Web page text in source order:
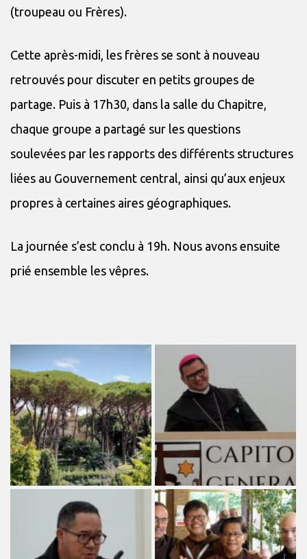
(troupeau ou Frères).
Cette après-midi, les frères se sont à nouveau
retrouvés pour discuter en petits groupes de
partage. Puis à 17h30, dans la salle du Chapitre,
chaque groupe a partagé sur les questions
soulevées par les rapports des différents structures
liées au Gouvernement central, ainsi qu’aux enjeux
propres à certaines aires géographiques.
La journée s’est conclu à 19h. Nous avons ensuite
prié ensemble les vêpres.